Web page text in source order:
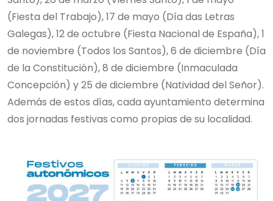
(Fiesta del Trabajo), 17 de mayo (Día das Letras
Galegas), 12 de octubre (Fiesta Nacional de España), 1
de noviembre (Todos los Santos), 6 de diciembre (Día
de la Constitución), 8 de diciembre (Inmaculada
Concepción) y 25 de diciembre (Natividad del Señor).
Además de estos días, cada ayuntamiento determina
dos jornadas festivas como propias de su localidad.